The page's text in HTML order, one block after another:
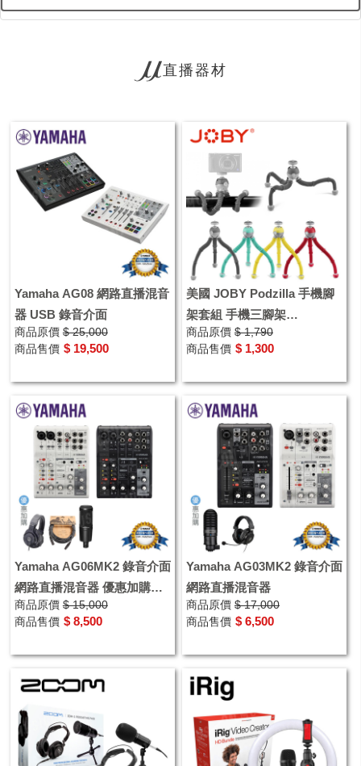
直播器材
Yamaha AG08 網路直播混音
器 USB 錄音介面
商品原價 $ 25,000
商品售價 $ 19,500
美國 JOBY Podzilla 手機腳
架套組 手機三腳架
YOUTUBER 直播 旅遊 宅錄
手機架
商品原價 $ 1,790
商品售價 $ 1,300
Yamaha AG06MK2 錄音介面
網路直播混音器 優惠加購鐵
三角耳機 麥克風
商品原價 $ 15,000
商品售價 $ 8,500
Yamaha AG03MK2 錄音介面
網路直播混音器
商品原價 $ 17,000
商品售價 $ 6,500